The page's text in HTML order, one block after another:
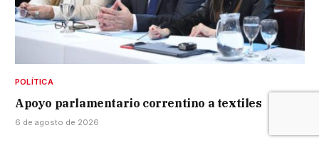
POLÍTICA
Apoyo parlamentario correntino a textiles
6 de agosto de 2026